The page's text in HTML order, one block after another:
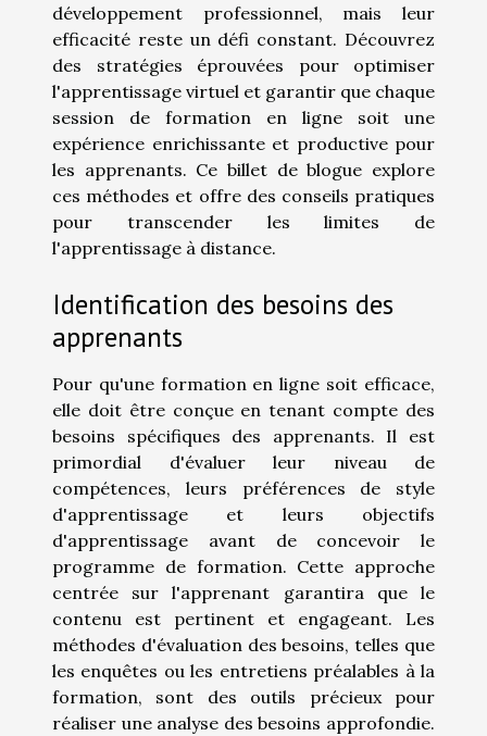
développement professionnel, mais leur
efficacité reste un défi constant. Découvrez
des stratégies éprouvées pour optimiser
l'apprentissage virtuel et garantir que chaque
session de formation en ligne soit une
expérience enrichissante et productive pour
les apprenants. Ce billet de blogue explore
ces méthodes et offre des conseils pratiques
pour transcender les limites de
l'apprentissage à distance.
Identification des besoins des
apprenants
Pour qu'une formation en ligne soit efficace,
elle doit être conçue en tenant compte des
besoins spécifiques des apprenants. Il est
primordial d'évaluer leur niveau de
compétences, leurs préférences de style
d'apprentissage et leurs objectifs
d'apprentissage avant de concevoir le
programme de formation. Cette approche
centrée sur l'apprenant garantira que le
contenu est pertinent et engageant. Les
méthodes d'évaluation des besoins, telles que
les enquêtes ou les entretiens préalables à la
formation, sont des outils précieux pour
réaliser une analyse des besoins approfondie.